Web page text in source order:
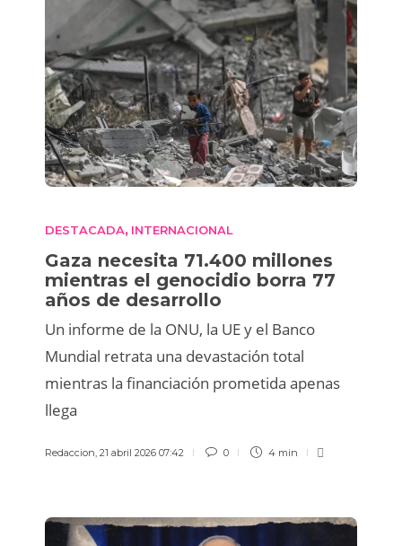
DESTACADA, INTERNACIONAL
Gaza necesita 71.400 millones
mientras el genocidio borra 77
años de desarrollo
Un informe de la ONU, la UE y el Banco
Mundial retrata una devastación total
mientras la financiación prometida apenas
llega
Redaccion, 21 abril 2026 07:42 0 4 min